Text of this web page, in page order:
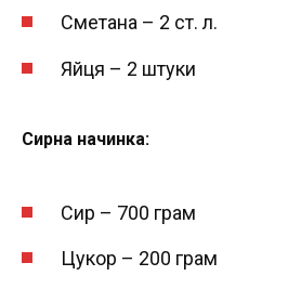
Сметана – 2 ст. л.
Яйця – 2 штуки
Сирна начинка:
Сир – 700 грам
Цукор – 200 грам